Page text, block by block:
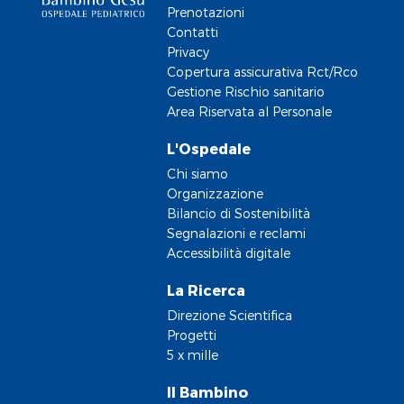
Prenotazioni
Contatti
Privacy
Copertura assicurativa Rct/Rco
Gestione Rischio sanitario
Area Riservata al Personale
L'Ospedale
Chi siamo
Organizzazione
Bilancio di Sostenibilità
Segnalazioni e reclami
Accessibilità digitale
La Ricerca
Direzione Scientifica
Progetti
5 x mille
Il Bambino